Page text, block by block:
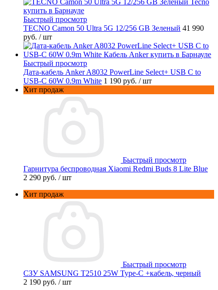
Быстрый просмотр
TECNO Camon 50 Ultra 5G 12/256 GB Зеленый 41 990
руб. / шт
Быстрый просмотр
Дата-кабель Anker A8032 PowerLine Select+ USB C to
USB-C 60W 0.9m White 1 190 руб. / шт
Хит продаж
Быстрый просмотр
Гарнитура беспроводная Xiaomi Redmi Buds 8 Lite Blue
2 290 руб. / шт
Хит продаж
Быстрый просмотр
СЗУ SAMSUNG T2510 25W Type-C +кабель, черный
2 190 руб. / шт